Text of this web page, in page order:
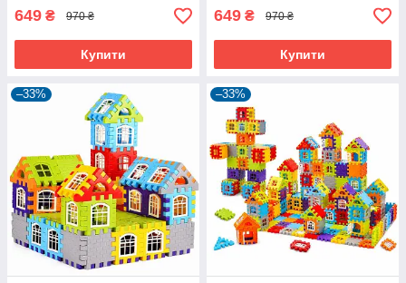
649 ₴ 970 ₴
Купити
649 ₴ 970 ₴
Купити
–33% –33%